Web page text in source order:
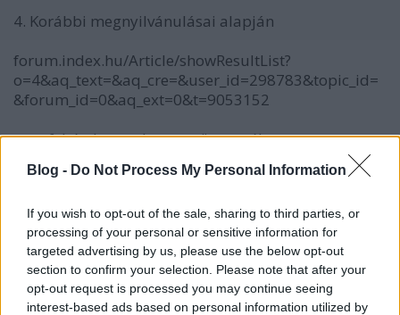
Blog - Do Not Process My Personal Information
If you wish to opt-out of the sale, sharing to third parties, or
processing of your personal or sensitive information for
targeted advertising by us, please use the below opt-out
section to confirm your selection. Please note that after your
opt-out request is processed you may continue seeing
interest-based ads based on personal information utilized by
4. Korábbi megnyilvánulásai alapján
forum.index.hu/Article/showResultList?
o=4&aq_text=&aq_cre=&user_id=298783&topic_id=
&forum_id=0&aq_ext=0&t=9053152
nem feltételezem, hogy az ön esetében az
egyáltalán, valóban az ÖRÖKSÉGVÉDELEM OLDALÁN
Stílusa sokkal közelebb áll egyes szélsőséges
fémkeresős oldalak hangneméhez (pl.
www.femkereso.gportal.hu/) , amely több mint
elgondolkodtató.